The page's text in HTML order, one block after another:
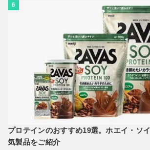
6
プロテインのおすすめ19選。ホエイ・ソ
気製品をご紹介